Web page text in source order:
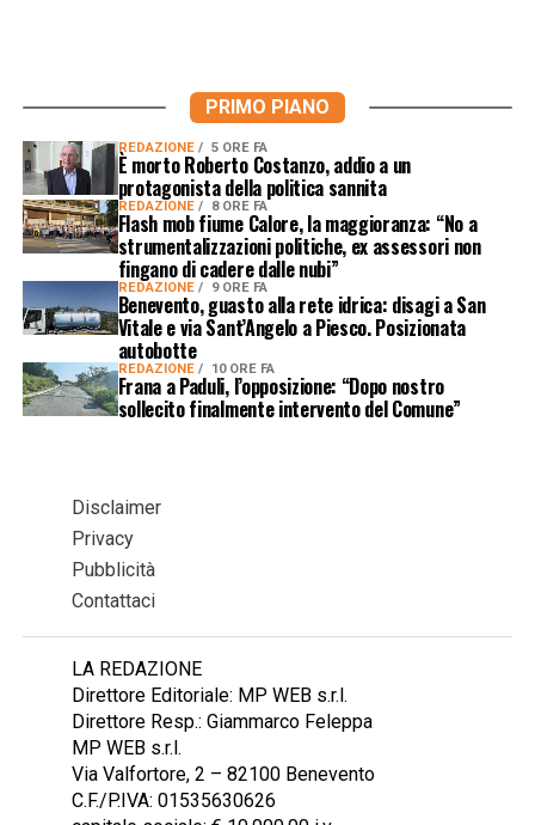
PRIMO PIANO
REDAZIONE 5 ORE FA
È morto Roberto Costanzo, addio a un
protagonista della politica sannita
REDAZIONE 8 ORE FA
Flash mob fiume Calore, la maggioranza: “No a
strumentalizzazioni politiche, ex assessori non
fingano di cadere dalle nubi”
REDAZIONE 9 ORE FA
Benevento, guasto alla rete idrica: disagi a San
Vitale e via Sant’Angelo a Piesco. Posizionata
autobotte
REDAZIONE 10 ORE FA
Frana a Paduli, l’opposizione: “Dopo nostro
sollecito finalmente intervento del Comune”
Disclaimer
Privacy
Pubblicità
Contattaci
LA REDAZIONE
Direttore Editoriale: MP WEB s.r.l.
Direttore Resp.: Giammarco Feleppa
MP WEB s.r.l.
Via Valfortore, 2 – 82100 Benevento
C.F./P.IVA: 01535630626